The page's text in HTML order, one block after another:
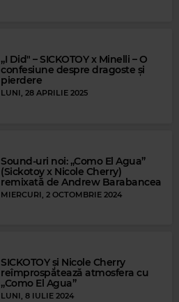
„I Did" – SICKOTOY x Minelli – O
confesiune despre dragoste și
pierdere
LUNI, 28 APRILIE 2025
Sound-uri noi: „Como El Agua”
(Sickotoy x Nicole Cherry)
remixată de Andrew Barabancea
MIERCURI, 2 OCTOMBRIE 2024
SICKOTOY și Nicole Cherry
reîmprospătează atmosfera cu
„Como El Agua”
LUNI, 8 IULIE 2024